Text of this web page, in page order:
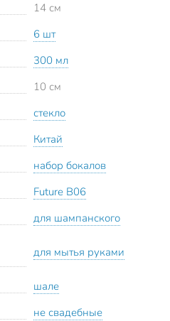
14 см
6 шт
300 мл
10 см
стекло
Китай
набор бокалов
Future B06
для шампанского
для мытья руками
шале
не свадебные